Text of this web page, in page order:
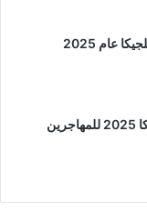
عام 2025